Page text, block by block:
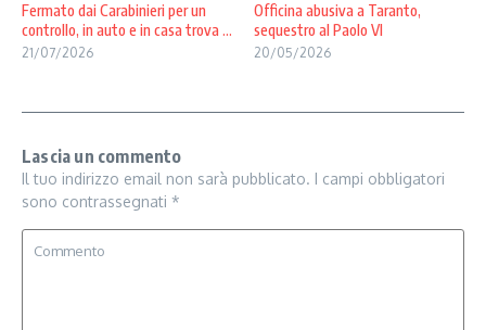
Fermato dai Carabinieri per un
controllo, in auto e in casa trova ...
21/07/2026
Officina abusiva a Taranto,
sequestro al Paolo VI
20/05/2026
Lascia un commento
Il tuo indirizzo email non sarà pubblicato. I campi obbligatori
sono contrassegnati *